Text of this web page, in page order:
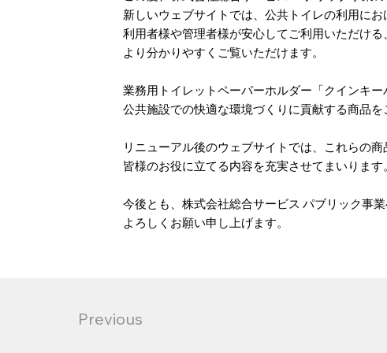
新しいウェブサイトでは、公共トイレの利用にお
利用者様や管理者様が安心してご利用いただけ
より分かりやすくご覧いただけます。
業務用トイレットペーパーホルダー「クインキー
公共施設での快適な環境づくりに貢献する商品を
リニューアル後のウェブサイトでは、これらの
皆様のお役に立てる内容を充実させてまいります。
今後とも、株式会社総合サービス パブリック事
よろしくお願い申し上げます。
Previous